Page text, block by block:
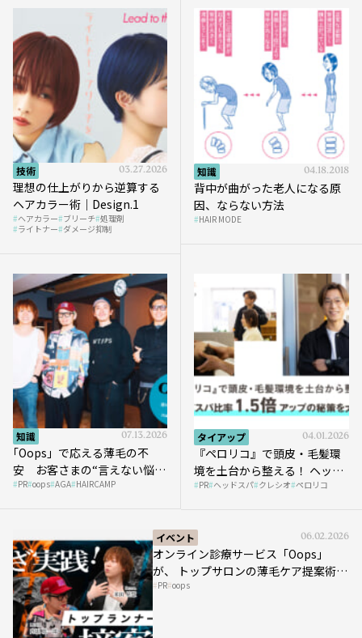
技術 03.27.2026
理想の仕上がりから逆算する
ヘアカラー術｜Design.1
ヘアカラー ブリーチ 処理剤
ライトナー ダメージ抑制
知識 04.18.2018
背中が曲がった老人になる原
因、ならない方法
HAIR MODE
知識 07.13.2026
｢Oops」で応える薄毛の不
安 お客さまの“言えない悩
み”にどう向き合う？ ＃01
PR oops AGA HAIRCAMP
タイアップ 04.01.2026
『ペロリコ』で頭皮・毛髪環
境を土台から整える！ ヘッド
スパ比率1.5倍アップの秘策を
PR ヘッドスパ クレシオ ペロリコ
イベント 06.02.2026
オンライン診療サービス「Oops」
が、 トップサロンの薄毛ケア提案術を
HAIRCAMPで公開！
PR oops